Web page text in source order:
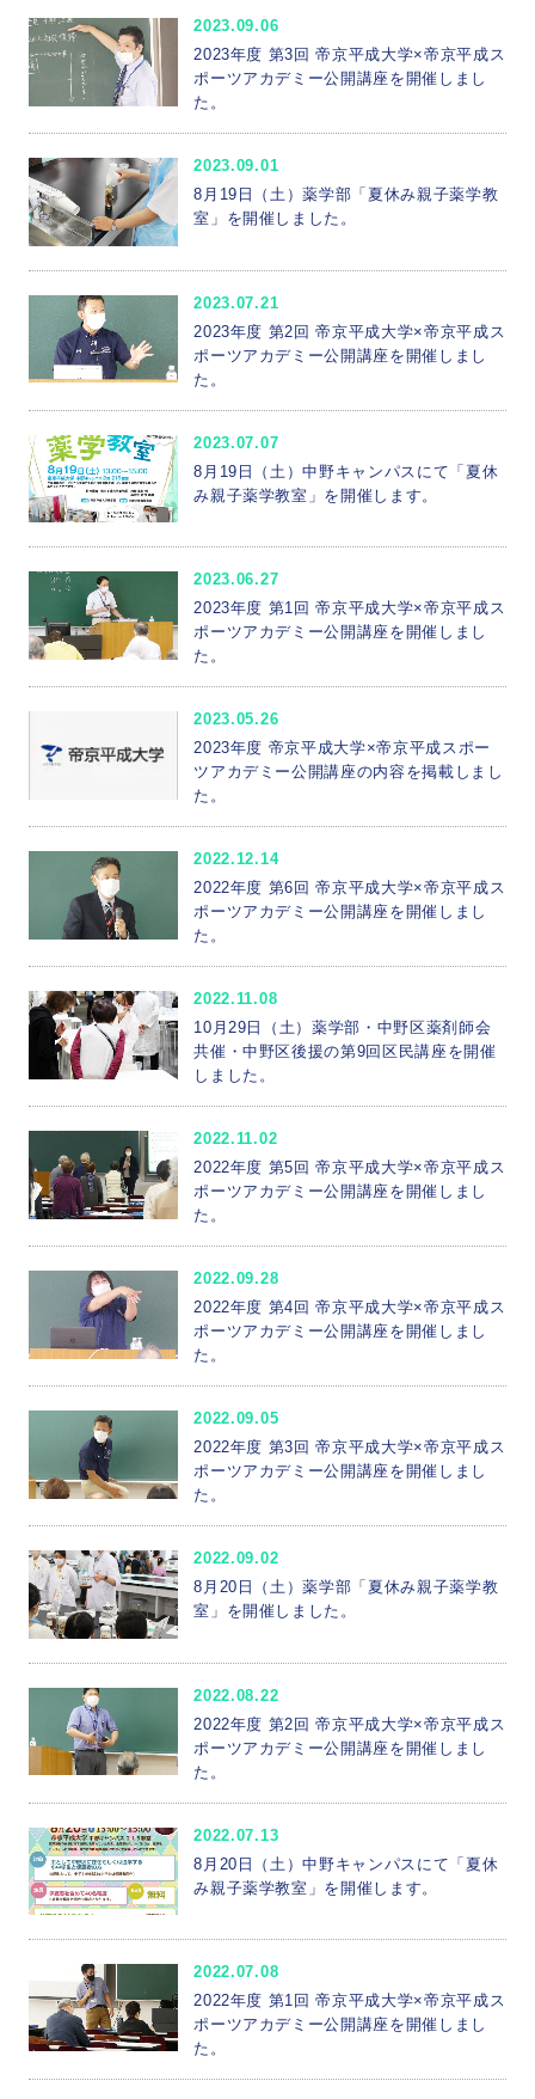
2023.09.06
2023年度 第3回 帝京平成大学×帝京平成ス
ポーツアカデミー公開講座を開催しまし
た。
2023.09.01
8月19日（土）薬学部「夏休み親子薬学教
室」を開催しました。
2023.07.21
2023年度 第2回 帝京平成大学×帝京平成ス
ポーツアカデミー公開講座を開催しまし
た。
2023.07.07
8月19日（土）中野キャンパスにて「夏休
み親子薬学教室」を開催します。
2023.06.27
2023年度 第1回 帝京平成大学×帝京平成ス
ポーツアカデミー公開講座を開催しまし
た。
2023.05.26
2023年度 帝京平成大学×帝京平成スポー
ツアカデミー公開講座の内容を掲載しまし
た。
2022.12.14
2022年度 第6回 帝京平成大学×帝京平成ス
ポーツアカデミー公開講座を開催しまし
た。
2022.11.08
10月29日（土）薬学部・中野区薬剤師会
共催・中野区後援の第9回区民講座を開催
しました。
2022.11.02
2022年度 第5回 帝京平成大学×帝京平成ス
ポーツアカデミー公開講座を開催しまし
た。
2022.09.28
2022年度 第4回 帝京平成大学×帝京平成ス
ポーツアカデミー公開講座を開催しまし
た。
2022.09.05
2022年度 第3回 帝京平成大学×帝京平成ス
ポーツアカデミー公開講座を開催しまし
た。
2022.09.02
8月20日（土）薬学部「夏休み親子薬学教
室」を開催しました。
2022.08.22
2022年度 第2回 帝京平成大学×帝京平成ス
ポーツアカデミー公開講座を開催しまし
た。
2022.07.13
8月20日（土）中野キャンパスにて「夏休
み親子薬学教室」を開催します。
2022.07.08
2022年度 第1回 帝京平成大学×帝京平成ス
ポーツアカデミー公開講座を開催しまし
た。